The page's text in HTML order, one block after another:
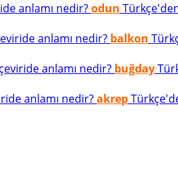
anlamı nedir?odun
anlamı nedir? balkon
anlamı nedir? buğday
anlamı nedir?akrep